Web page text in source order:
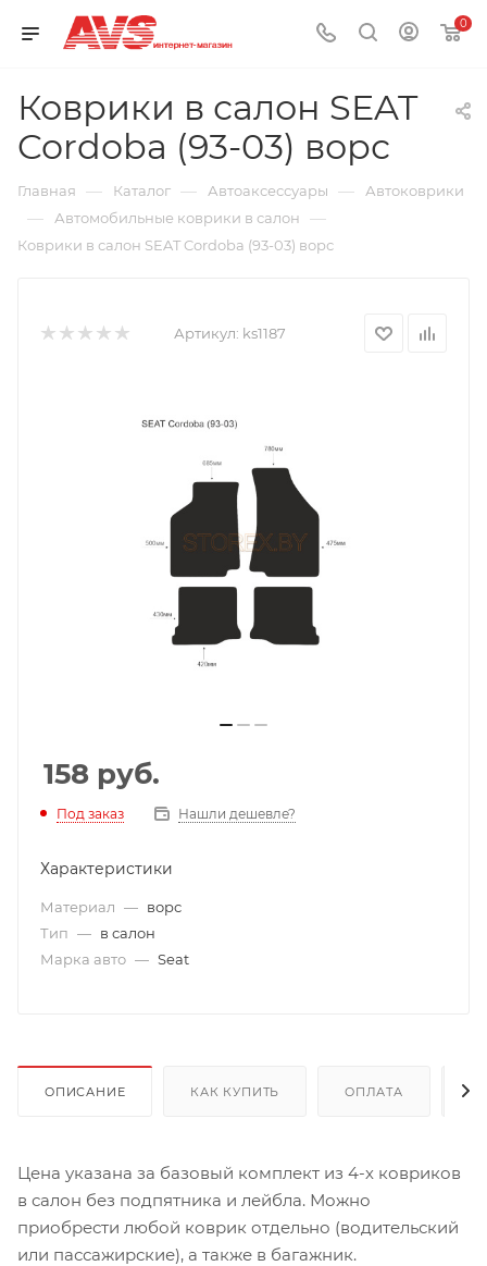
0
Коврики в салон SEAT
Cordoba (93-03) ворс
Главная — Каталог — Автоаксессуары — Автоковрики
— Автомобильные коврики в салон —
Коврики в салон SEAT Cordoba (93-03) ворс
Артикул: ks1187
158 руб.
Под заказ Нашли дешевле?
Характеристики
Материал — ворс
Тип — в салон
Марка авто — Seat
ОПИСАНИЕ КАК КУПИТЬ ОПЛАТА
Цена указана за базовый комплект из 4-х ковриков
в салон без подпятника и лейбла. Можно
приобрести любой коврик отдельно (водительский
или пассажирские), а также в багажник.